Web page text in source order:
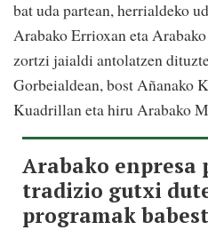
bat uda partean, herrialdeko
Arabako Errioxan eta
zortzi jaialdi antolatzen
Gorbeialdean, bost Añanako
Kuadrillan eta hiru Arabako
Arabako enpresa
tradizio gutxi
programak